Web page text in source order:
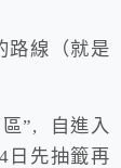
路線（就是
”, 自進入
日先抽籤再